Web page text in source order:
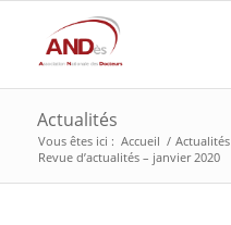
Actualités
Vous êtes ici : Accueil / Actualités
Revue d’actualités – janvier 2020